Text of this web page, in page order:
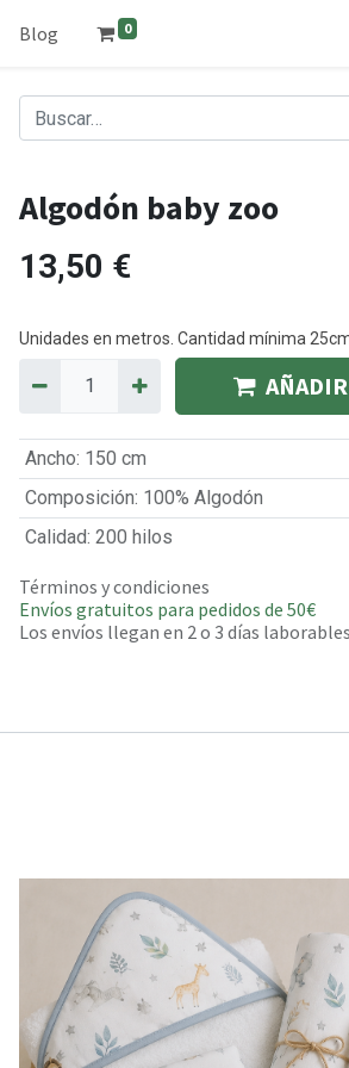
Blog 0
Algodón baby zoo
13,50 €
Unidades en metros. Cantidad mínima
Ancho: 150 cm
Composición: 100% Algodón
Calidad: 200 hilos
Términos y condiciones
Envíos gratuitos para pedidos de 50€
Los envíos llegan en 2 o 3 días